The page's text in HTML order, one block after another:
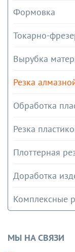
Формовка
Токарно-
Вырубка
Резка
Обработка
Резка
Плоттерная
Доработка
Комплексные
МЫ НА СВЯЗИ